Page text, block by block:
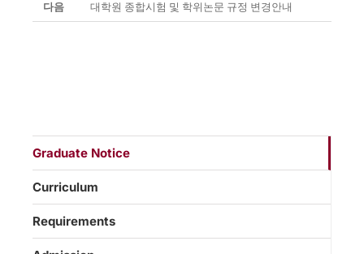
다음 대학원 종합시험 및 학위논문 규정 변경안내
Graduate Notice
Curriculum
Requirements